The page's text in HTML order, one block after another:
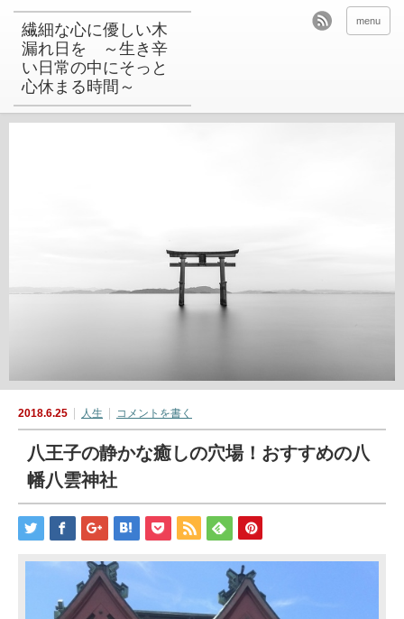
繊細な心に優しい木
漏れ日を ～生き辛
い日常の中にそっと
心休まる時間～
menu
2018.6.25 人生 コメントを書く
八王子の静かな癒しの穴場！おすすめの八
幡八雲神社